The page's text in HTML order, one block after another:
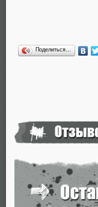
Поделиться…